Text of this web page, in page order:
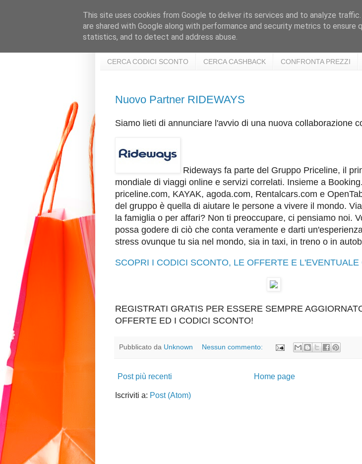
CERCA CODICI SCONTO CERCA CASHBACK CONFRONTA PREZZI
Nuovo Partner RIDEWAYS
Siamo lieti di annunciare l'avvio di una nuova collaborazione
Rideways fa parte del Gruppo Priceline, il
mondiale di viaggi online e servizi correlati. Insieme a
priceline.com, KAYAK, agoda.com, Rentalcars.com e
del gruppo è quella di aiutare le persone a vivere il mondo.
la famiglia o per affari? Non ti preoccupare, ci pensiamo noi.
possa godere di ciò che conta veramente e darti
stress ovunque tu sia nel mondo, sia in taxi, in treno o in
SCOPRI I CODICI SCONTO, LE OFFERTE E L'EVENTUALE
REGISTRATI GRATIS PER ESSERE SEMPRE
OFFERTE ED I CODICI SCONTO!
Pubblicato da Unknown Nessun commento:
Post più recenti Home page
Iscriviti a: Post (Atom)
This site uses cookies from Google to deliver its services and to analyze
are shared with Google along with performance and security metrics to ensure
statistics, and to detect and address abuse.